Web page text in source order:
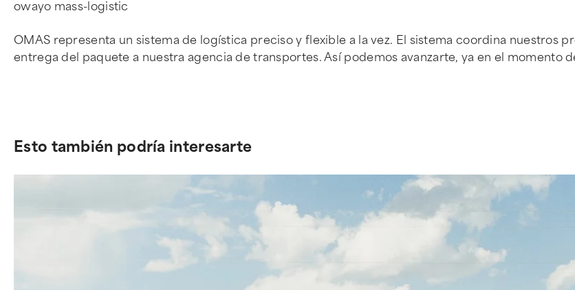
owayo mass-logistic
OMAS representa un sistema de logística preciso y flexible a la vez. El sistema coordina nuestros
entrega del paquete a nuestra agencia de transportes. Así podemos avanzarte, ya en el momento
Esto también podría interesarte